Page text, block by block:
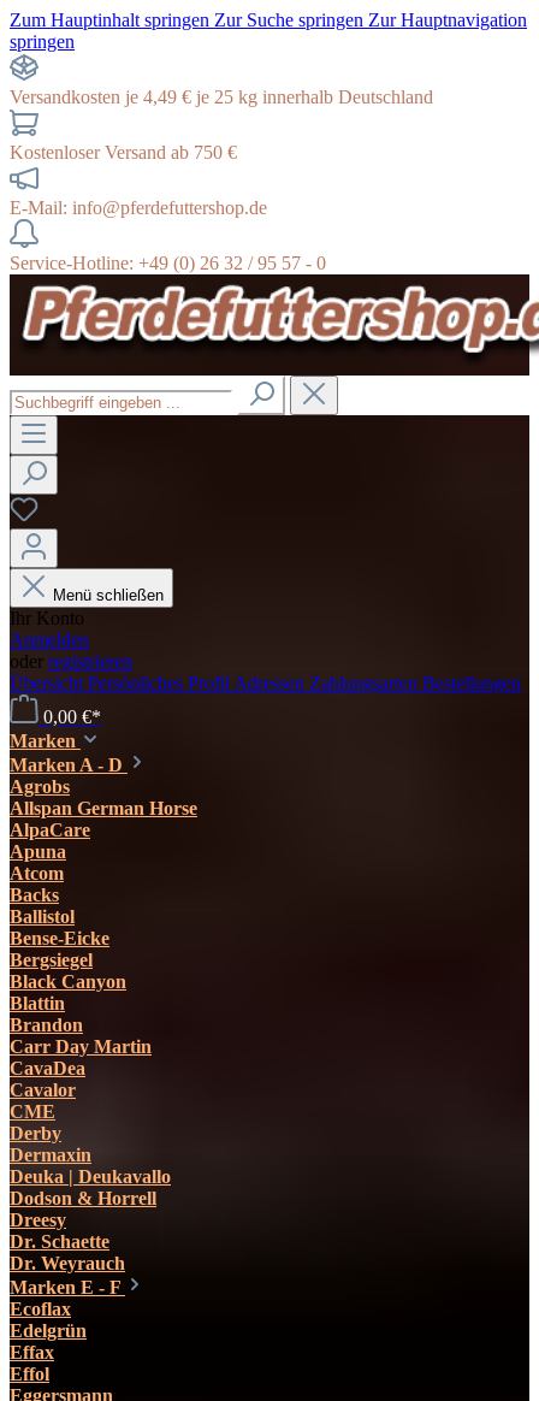
Zum Hauptinhalt springen Zur Suche springen Zur Hauptnavigation
springen
Versandkosten je 4,49 € je 25 kg innerhalb Deutschland
Kostenloser Versand ab 750 €
E-Mail: info@pferdefuttershop.de
Service-Hotline: +49 (0) 26 32 / 95 57 - 0
Menü schließen
Ihr Konto
Anmelden
oder registrieren
Übersicht Persönliches Profil Adressen Zahlungsarten Bestellungen
0,00 €*
Marken
Marken A - D
Agrobs
Allspan German Horse
AlpaCare
Apuna
Atcom
Backs
Ballistol
Bense-Eicke
Bergsiegel
Black Canyon
Blattin
Brandon
Carr Day Martin
CavaDea
Cavalor
CME
Derby
Dermaxin
Deuka | Deukavallo
Dodson & Horrell
Dreesy
Dr. Schaette
Dr. Weyrauch
Marken E - F
Ecoflax
Edelgrün
Effax
Effol
Eggersmann